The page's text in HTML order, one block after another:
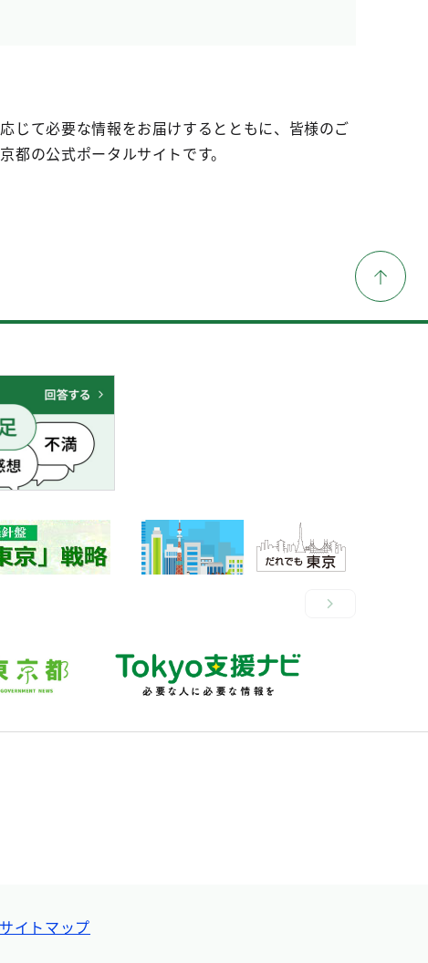
じて必要な情報をお届けするとともに、皆様のご
都の公式ポータルサイトです。
サイトマップ